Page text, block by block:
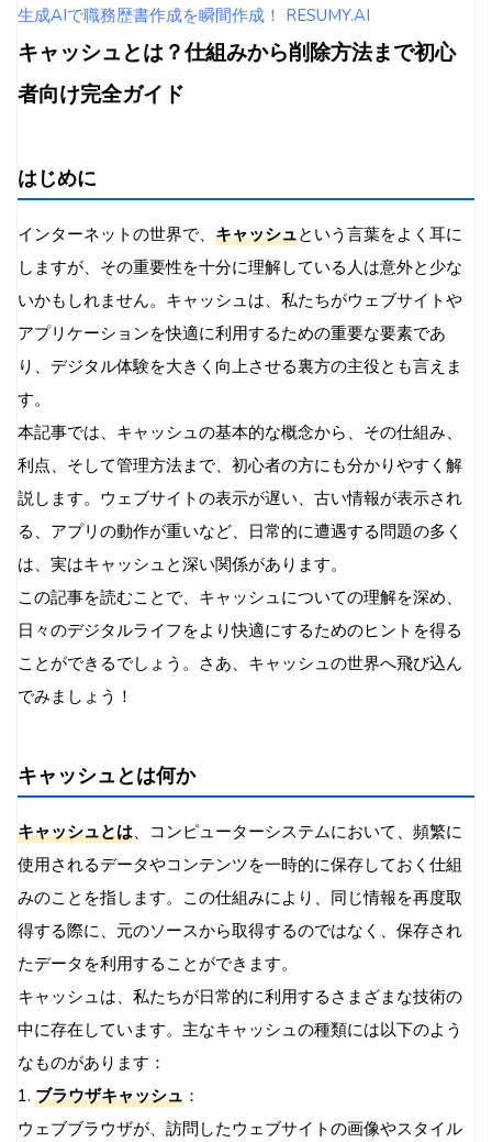
ブラウザキャッシュの管理方法
各主要ブラウザでのキャッシュ確認方法
キャッシュの手動クリア方法
デスクトップアプリケーションのキャッシュ管
理
サーバーサイドのキャッシュ管理
CDN（コンテンツデリバリーネットワーク）の
活用
サーバーキャッシュの設定と最適化
ブラウザキャッシュの削除手順（各ブラウザ
別）
アプリケーションキャッシュの削除手順
サーバーキャッシュのクリア方法
キャッシュに関する一般的な問題とトラブルシューテ
ィング
古いコンテンツが表示される問題
キャッシュによる不具合の解決方法
パフォーマンス低下の問題
キャッシュの最適化とベストプラクティス
適切なキャッシュ期間の設定
条件付きリクエストの活用
キャッシュ制御ヘッダーの使用
キャッシュバーストの防止
パフォーマンス最適化
セキュリティとプライバシーの考慮
監視とチューニング
まとめ
よくある質問（FAQ）
生成AIで職務歴書作成を瞬間作成！ RESUMY.AI
キャッシュとは？仕組みから削除方法まで初心
者向け完全ガイド
はじめに
インターネットの世界で、 キャッシュという言葉をよく耳に
しますが、その重要性を十分に理解している人は意外と少な
いかもしれません。キャッシュは、私たちがウェブサイトや
アプリケーションを快適に利用するための重要な要素であ
り、デジタル体験を大きく向上させる裏方の主役とも言えま
す。
本記事では、キャッシュの基本的な概念から、その仕組み、
利点、そして管理方法まで、初心者の方にも分かりやすく解
説します。ウェブサイトの表示が遅い、古い情報が表示され
る、アプリの動作が重いなど、日常的に遭遇する問題の多く
は、実はキャッシュと深い関係があります。
この記事を読むことで、キャッシュについての理解を深め、
日々のデジタルライフをより快適にするためのヒントを得る
ことができるでしょう。さあ、キャッシュの世界へ飛び込ん
でみましょう！
キャッシュとは何か
キャッシュとは、コンピューターシステムにおいて、頻繁に
使用されるデータやコンテンツを一時的に保存しておく仕組
みのことを指します。この仕組みにより、同じ情報を再度取
得する際に、元のソースから取得するのではなく、保存され
たデータを利用することができます。
キャッシュは、私たちが日常的に利用するさまざまな技術の
中に存在しています。主なキャッシュの種類には以下のよう
なものがあります：
1. ブラウザキャッシュ ：
ウェブブラウザが、訪問したウェブサイトの画像やスタイル